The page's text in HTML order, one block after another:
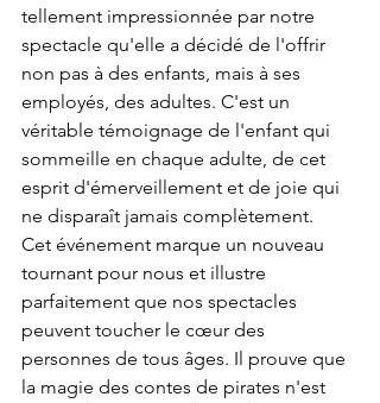
tellement impressionnée par notre
spectacle qu'elle a décidé de l'offrir
non pas à des enfants, mais à ses
employés, des adultes. C'est un
véritable témoignage de l'enfant qui
sommeille en chaque adulte, de cet
esprit d'émerveillement et de joie qui
ne disparaît jamais complètement.
Cet événement marque un nouveau
tournant pour nous et illustre
parfaitement que nos spectacles
peuvent toucher le cœur des
personnes de tous âges. Il prouve que
la magie des contes de pirates n'est